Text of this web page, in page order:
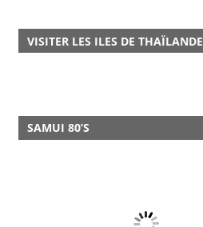
VISITER LES ILES DE THAÏLANDE
SAMUI 80’S